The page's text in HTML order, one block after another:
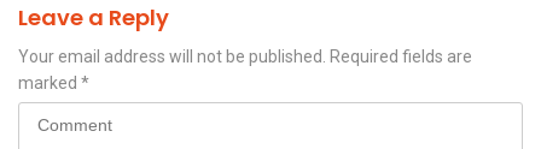
Leave a Reply
Your email address will not be published.
Required fields are
marked *